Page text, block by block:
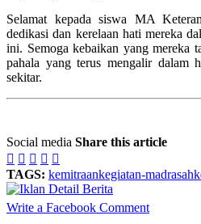
Selamat kepada siswa MA
dedikasi dan kerelaan hati mereka
ini. Semoga kebaikan yang mereka
pahala yang terus mengalir dalam
sekitar.
Social media Share this article
    
TAGS: kemitraankegiatan-madrasah
Write a Facebook Comment